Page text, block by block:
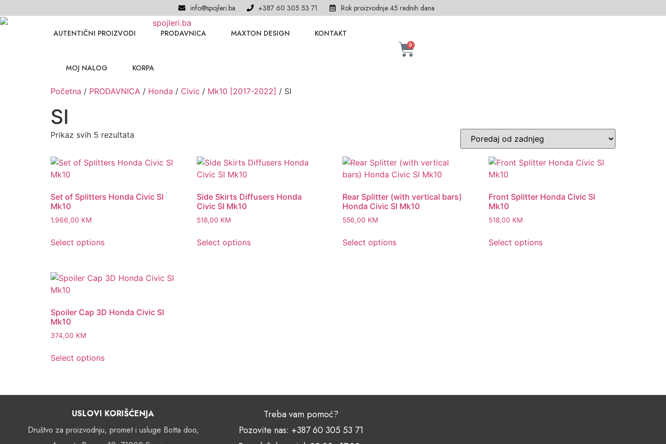
info@spojleri.ba +387 60 305 53 71 Rok proizvodnje 45 radnih dana
AUTENTIČNI PROIZVODI PRODAVNICA MAXTON DESIGN KONTAKT
MOJ NALOG KORPA
0
Početna / PRODAVNICA / Honda / Civic / Mk10 [2017-2022] / SI
SI
Prikaz svih 5 rezultata
Set of Splitters Honda Civic SI
Mk10
1.966,00 KM
Select options
Side Skirts Diffusers Honda
Civic SI Mk10
518,00 KM
Select options
Rear Splitter (with vertical bars)
Honda Civic SI Mk10
556,00 KM
Select options
Front Splitter Honda Civic SI
Mk10
518,00 KM
Select options
Spoiler Cap 3D Honda Civic SI
Mk10
374,00 KM
Select options
USLOVI KORIŠĆENJA
Društvo za proizvodnju, promet i usluge Botta doo,
Treba vam pomoć?
Pozovite nas: +387 60 305 53 71